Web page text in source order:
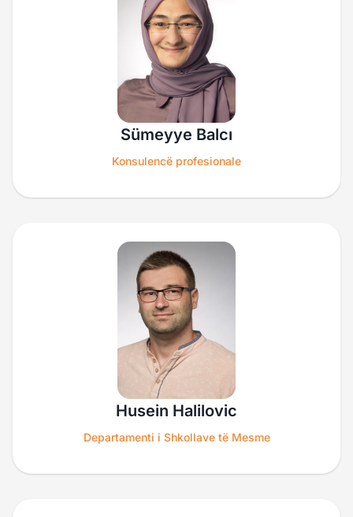
Sümeyye Balcı
Konsulencë profesionale
Husein Halilovic
Departamenti i Shkollave të Mesme